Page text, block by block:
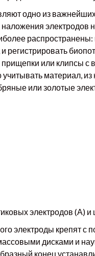
одно из
наложения
регистрировать
прищепки или клипсы
учитывать материал,
или золотые
электродов (А)
электроды крепят
дисками и
конец